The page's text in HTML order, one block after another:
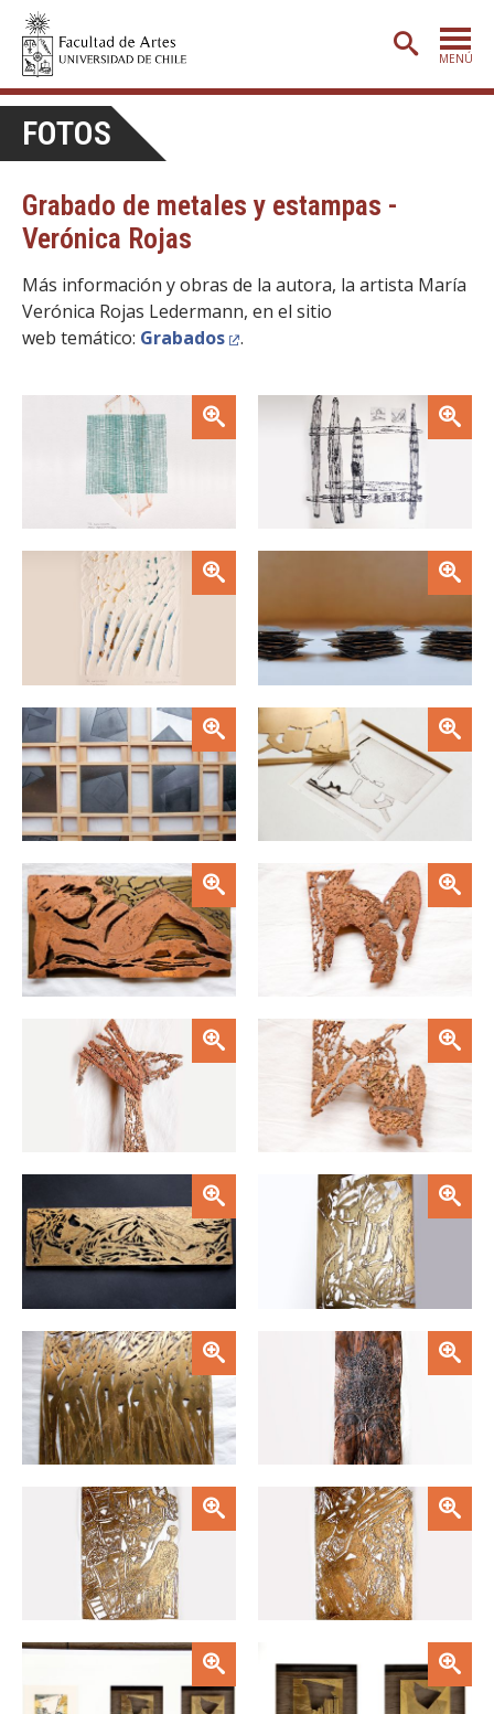
MENÚ
ETAPA BÁSICA
POSTGRADO
EXTENSIÓN
BIBLIOTECA
Estudiantes
Académicas/os
Funcionarias/os
FOTOS
Grabado de metales y estampas -
Verónica Rojas
Más información y obras de la autora, la artista María
Verónica Rojas Ledermann, en el sitio
web temático: Grabados .
Zoom Zoom
Zoom Zoom
Zoom
Zoom